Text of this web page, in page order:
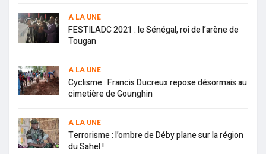
A LA UNE
FESTILADC 2021 : le Sénégal, roi de l’arène de
Tougan
A LA UNE
Cyclisme : Francis Ducreux repose désormais au
cimetière de Gounghin
A LA UNE
Terrorisme : l’ombre de Déby plane sur la région
du Sahel !